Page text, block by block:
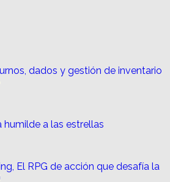
dados y gestión de inventario
humilde a las estrellas
El RPG de acción que desafía la